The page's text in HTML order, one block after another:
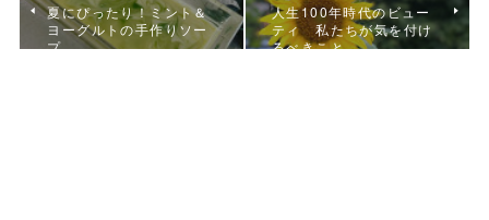
夏にぴったり！ミント＆
ヨーグルトの手作りソー
プ
人生100年時代のビュー
ティ 私たちが気を付け
るべきこと